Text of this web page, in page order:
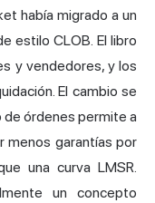
había migrado a un
estilo CLOB. El libro
y vendedores, y los
El cambio se
de órdenes permite a
menos garantías por
una curva LMSR.
un concepto